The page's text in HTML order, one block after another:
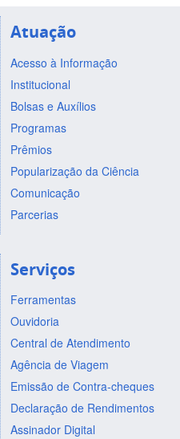
Atuação
Acesso à Informação
Institucional
Bolsas e Auxílios
Programas
Prêmios
Popularização da Ciência
Comunicação
Parcerias
Serviços
Ferramentas
Ouvidoria
Central de Atendimento
Agência de Viagem
Emissão de Contra-cheques
Declaração de Rendimentos
Assinador Digital